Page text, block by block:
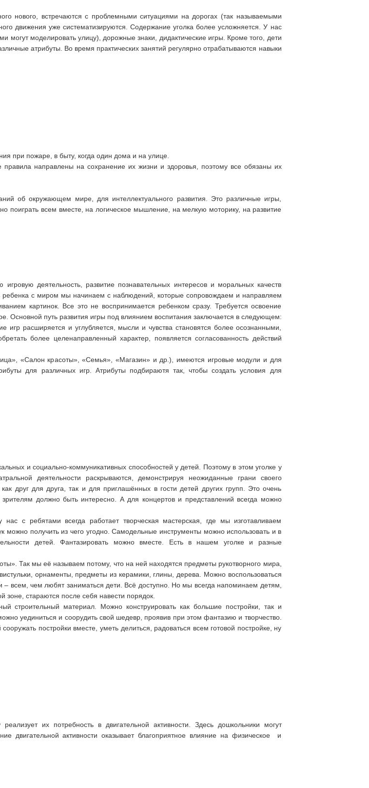
нового, встречаются с проблемными ситуациями на дорогах (так называемыми
движения уже систематизируются. Содержание уголка более усложняется. У нас
моделировать улицу), дорожные знаки, дидактические игры. Кроме того, дети
атрибуты. Во время практических занятий регулярно отрабатываются навыки
при пожаре, в быту, когда один дома и на улице.
правила направлены на сохранение их жизни и здоровья, поэтому все обязаны их
об окружающем мире, для интеллектуального развития. Это различные игры,
поиграть всем вместе, на логическое мышление, на мелкую моторику, на развитие
деятельность, развитие познавательных интересов и моральных качеств
ребенка с миром мы начинаем с наблюдений, которые сопровождаем и направляем
картинок. Все это не воспринимается ребенком сразу. Требуется освоение
Основной путь развития игры под влиянием воспитания заключается в следующем:
игр расширяется и углубляется, мысли и чувства становятся более осознанными,
более целенаправленный характер, появляется согласованность действий
«Салон красоты», «Семья», «Магазин» и др.), имеются игровые модули и для
для различных игр. Атрибуты подбираютя так, чтобы создать условия для
и социально-коммуникативных способностей у детей. Поэтому в этом уголке у
деятельности раскрываются, демонстрируя неожиданные грани своего
друг для друга, так и для приглашённых в гости детей других групп. Это очень
должно быть интересно. А для концертов и представлений всегда можно
с ребятами всегда работает творческая мастерская, где мы изготавливаем
можно получить из чего угодно. Самодельные инструменты можно использовать и в
детей. Фантазировать можно вместе. Есть в нашем уголке и разные
Так мы её называем потому, что на ней находятся предметы рукотворного мира,
орнаменты, предметы из керамики, глины, дерева. Можно воспользоваться
всем, чем любят заниматься дети. Всё доступно. Но мы всегда напоминаем детям,
зоне, стараются после себя навести порядок.
строительный материал. Можно конструировать как большие постройки, так и
уединиться и соорудить свой шедевр, проявив при этом фантазию и творчество.
постройки вместе, уметь делиться, радоваться всем готовой постройке, ну
их потребность в двигательной активности. Здесь дошкольники могут
двигательной активности оказывает благоприятное влияние на физическое и